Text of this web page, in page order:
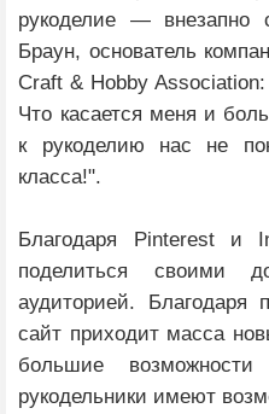
рукоделие — внезапно
Браун, основатель
Craft & Hobby
Что касается меня и
к рукоделию нас не
класса!".
Благодаря Pinterest и
поделиться своими
аудиторией. Благодаря
сайт приходит масса
большие
рукодельники имеют